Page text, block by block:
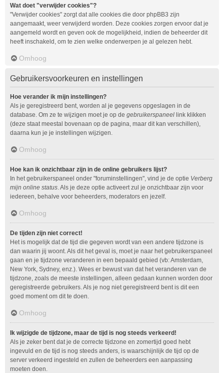
Wat doet "verwijder cookies"?
"Verwijder cookies" zorgt dat alle cookies die door phpBB3 zijn
aangemaakt, weer verwijderd worden. Deze cookies zorgen ervoor dat je
aangemeld wordt en geven ook de mogelijkheid, indien de beheerder dit
heeft inschakeld, om te zien welke onderwerpen je al gelezen hebt.
Omhoog
Gebruikersvoorkeuren en instellingen
Hoe verander ik mijn instellingen?
Als je geregistreerd bent, worden al je gegevens opgeslagen in de
database. Om ze te wijzigen moet je op de gebruikerspaneel link klikken
(deze staat meestal bovenaan op de pagina, maar dit kan verschillen),
daarna kun je je instellingen wijzigen.
Omhoog
Hoe kan ik onzichtbaar zijn in de online gebruikers lijst?
In het gebruikerspaneel onder "foruminstellingen", vind je de optie Verberg
mijn online status. Als je deze optie activeert zul je onzichtbaar zijn voor
iedereen, behalve voor beheerders, moderators en jezelf.
Omhoog
De tijden zijn niet correct!
Het is mogelijk dat de tijd die gegeven wordt van een andere tijdzone is
dan waarin jij woont. Als dit het geval is, moet je naar het gebruikerspaneel
gaan en je tijdzone veranderen in een bepaald gebied (vb: Amsterdam,
New York, Sydney, enz.). Wees er bewust van dat het veranderen van de
tijdzone, zoals de meeste instellingen, alleen gedaan kunnen worden door
geregistreerde gebruikers. Als je nog niet geregistreerd bent is dit een
goed moment om dit te doen.
Omhoog
Ik wijzigde de tijdzone, maar de tijd is nog steeds verkeerd!
Als je zeker bent dat je de correcte tijdzone en zomertijd goed hebt
ingevuld en de tijd is nog steeds anders, is waarschijnlijk de tijd op de
server verkeerd ingesteld en zullen de beheerders een aanpassing
moeten doen.